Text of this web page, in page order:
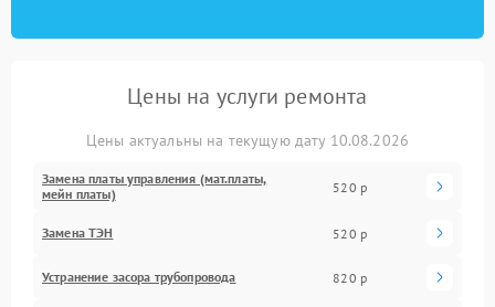
Цены на услуги ремонта
Цены актуальны на текущую дату 10.08.2026
Замена платы управления (мат.платы,
мейн платы)
520 р
Замена ТЭН 520 р
Устранение засора трубопровода 820 р